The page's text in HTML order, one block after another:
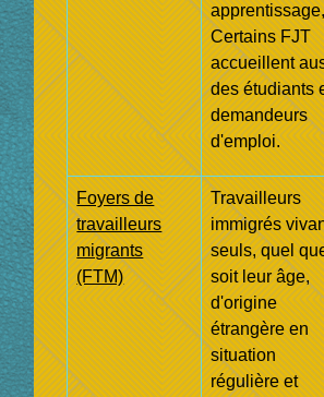
Certains FJT
accueillent
des étudiants
demandeurs
d'emploi.
Foyers de
travailleurs
migrants
(FTM)
Travailleurs
immigrés
seuls, quel
soit leur âge,
d'origine
étrangère en
situation
régulière et